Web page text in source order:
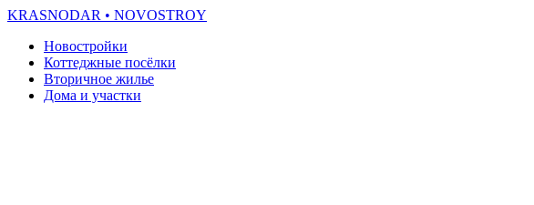
KRASNODAR • NOVOSTROY
Новостройки
Коттеджные посёлки
Вторичное жилье
Дома и участки